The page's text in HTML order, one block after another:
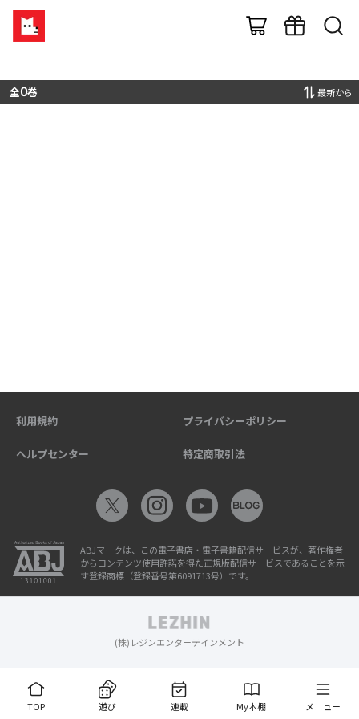
全0巻 最新から
TOP 遊び 連載 My本棚 メニュー
利用規約 プライバシーポリシー
ヘルプセンター 特定商取引法
ABJマークは、この電子書店・電子書籍配信サービスが、著作権者
からコンテンツ使用許諾を得た正規版配信サービスであることを示
す登録商標（登録番号第6091713号）です。
(株)レジンエンターテインメント